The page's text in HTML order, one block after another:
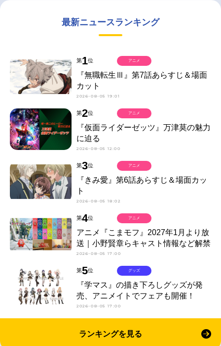
最新ニュースランキング
第1位
『無職転生Ⅲ』第7話あらすじ＆場面
カット
2026-08-05 19:01
アニメ
第2位
『仮面ライダーゼッツ』万津莫の魅力
に迫る
2026-08-05 12:00
アニメ
第3位
『きみ愛』第6話あらすじ＆場面カッ
ト
2026-08-05 18:02
アニメ
第4位
アニメ『こまモフ』2027年1月より放
送｜小野賢章らキャスト情報など解禁
2026-08-05 17:00
アニメ
第5位
『学マス』の描き下ろしグッズが発
売、アニメイトでフェアも開催！
2026-08-05 17:00
グッズ
ランキングを見る